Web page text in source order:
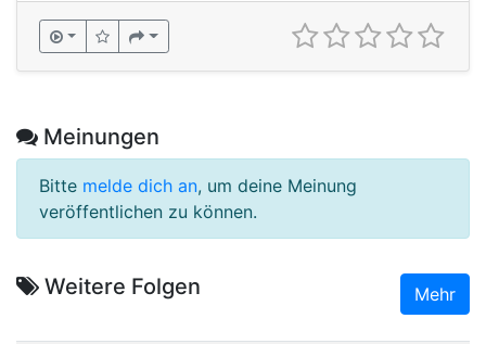
Meinungen
Bitte melde dich an, um deine Meinung
veröffentlichen zu können.
Weitere Folgen Mehr